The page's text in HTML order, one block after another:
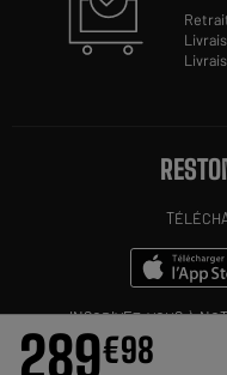
289€98
INSCRIVEZ-VOUS À